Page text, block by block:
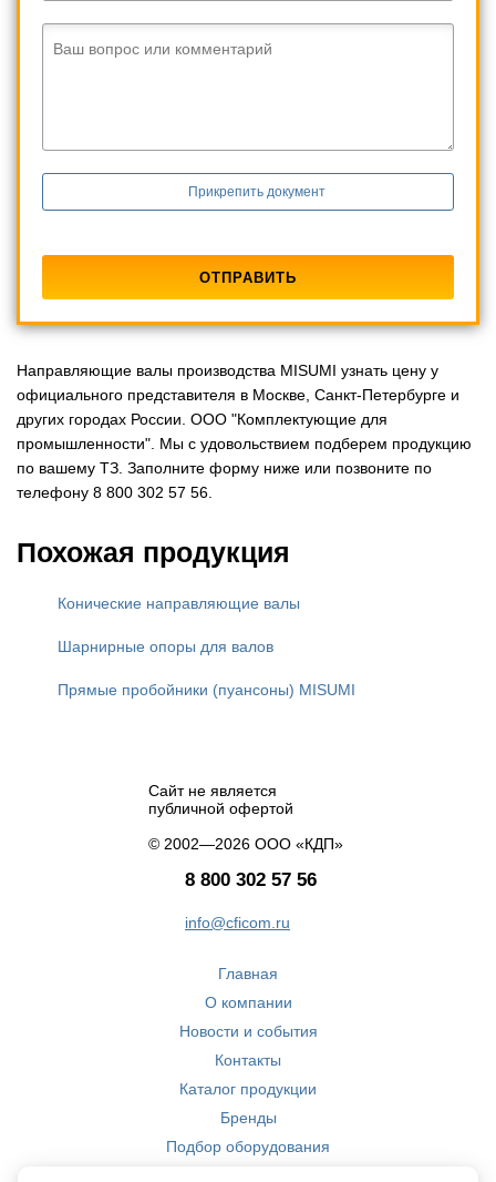
Ваш вопрос или комментарий
Прикрепить документ
Направляющие валы производства MISUMI узнать цену у
официального представителя в Москве, Санкт-Петербурге и
других городах России. ООО "Комплектующие для
промышленности". Мы с удовольствием подберем продукцию
по вашему ТЗ. Заполните форму ниже или позвоните по
телефону 8 800 302 57 56.
Похожая продукция
Конические направляющие валы
Шарнирные опоры для валов
Прямые пробойники (пуансоны) MISUMI
Сайт не является
публичной офертой
© 2002—2026 ООО «КДП»
8 800 302 57 56
info@cficom.ru
Главная
О компании
Новости и события
Контакты
Каталог продукции
Бренды
Подбор оборудования